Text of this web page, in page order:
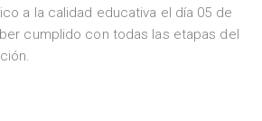
a la calidad educativa el día 05 de
cumplido con todas las etapas del